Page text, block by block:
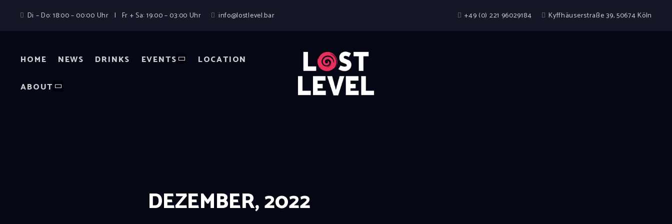
Di – Do: 18:00 – 00:00 Uhr | Fr + Sa: 19:00 – 03:00 Uhr info@lostlevel.bar +49 (0) 221 96029184 Kyffhäuserstraße 39, 50674 Köln
HOME NEWS DRINKS EVENTS LOCATION
ABOUT
NEWS
LOCATION
DEZEMBER, 2022